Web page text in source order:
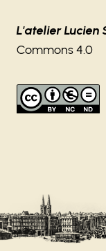
L'atelier Lucien
Commons 4.0